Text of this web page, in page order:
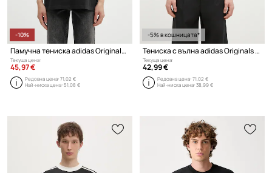
-10%
Памучна тениска adidas Originals EQT Gfx Tee 2
Текуща цена:
45,97 €
Редовна цена:71,02 €
Най-ниска цена:51,08 €
-5% в кошницата*
Тениска с вълна adidas Originals Cali Tee
Текуща цена:
42,99 €
Редовна цена:71,02 €
Най-ниска цена:38,99 €